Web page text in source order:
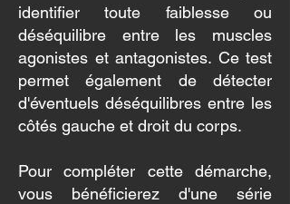
identifier toute faiblesse ou
déséquilibre entre les muscles
agonistes et antagonistes. Ce test
permet également de détecter
d'éventuels déséquilibres entre les
côtés gauche et droit du corps.
Pour compléter cette démarche,
vous bénéficierez d'une série